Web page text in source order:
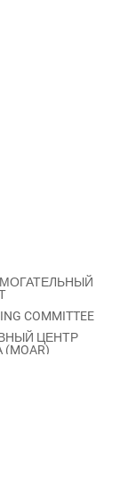
COMMITTEE
ЦЕНТР